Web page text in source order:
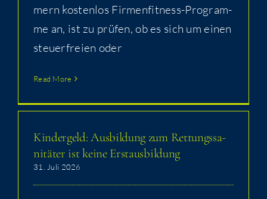
mern kos­ten­los Fir­men­fit­ness-Pro­gram­
me an, ist zu prü­fen, ob es sich um einen
steu­er­frei­en oder
Read More
Kin­der­geld: Aus­bil­dung zum Ret­tungs­sa­
ni­tä­ter ist kei­ne Erstausbildung
31. Juli 2026